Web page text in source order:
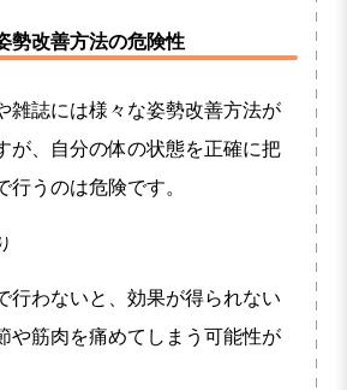
勢改善方法の危険性
雑誌には様々な姿勢改善方法が
が、自分の体の状態を正確に把
行うのは危険です。
行わないと、効果が得られない
や筋肉を痛めてしまう可能性が